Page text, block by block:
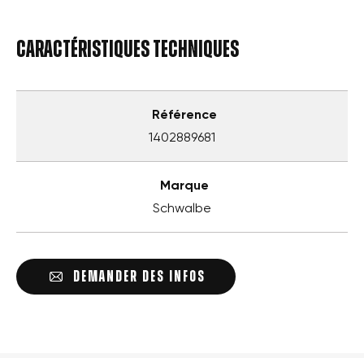
Caractéristiques techniques
Référence
1402889681
Marque
Schwalbe
DEMANDER DES INFOS